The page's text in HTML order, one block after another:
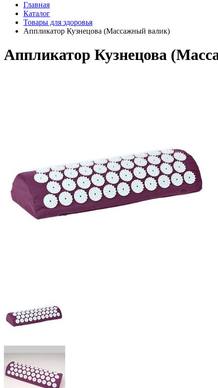
Главная
Каталог
Товары для здоровья
Аппликатор Кузнецова (Массажный валик)
Аппликатор Кузнецова